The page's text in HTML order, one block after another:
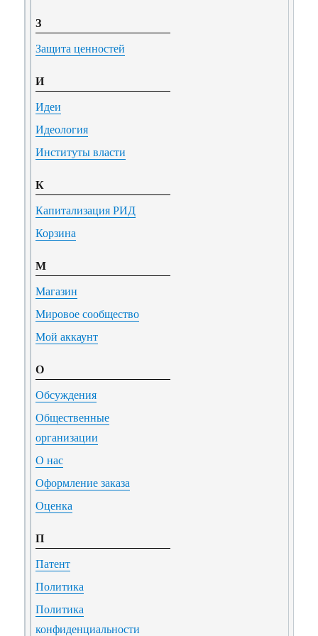
З
Защита ценностей
И
Идеи
Идеология
Институты власти
К
Капитализация РИД
Корзина
М
Магазин
Мировое сообщество
Мой аккаунт
О
Обсуждения
Общественные
организации
О нас
Оформление заказа
Оценка
П
Патент
Политика
Политика
конфиденциальности